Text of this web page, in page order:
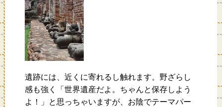
遺跡には、近くに寄れるし触れます。野ざらし
感も強く「世界遺産だよ。ちゃんと保存しよう
よ！」と思っちゃいますが、お陰でテーマパー